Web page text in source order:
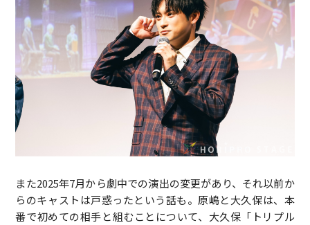
また2025年7月から劇中での演出の変更があり、それ以前か
らのキャストは戸惑ったという話も。原嶋と大久保は、本
番で初めての相手と組むことについて、大久保「トリプル